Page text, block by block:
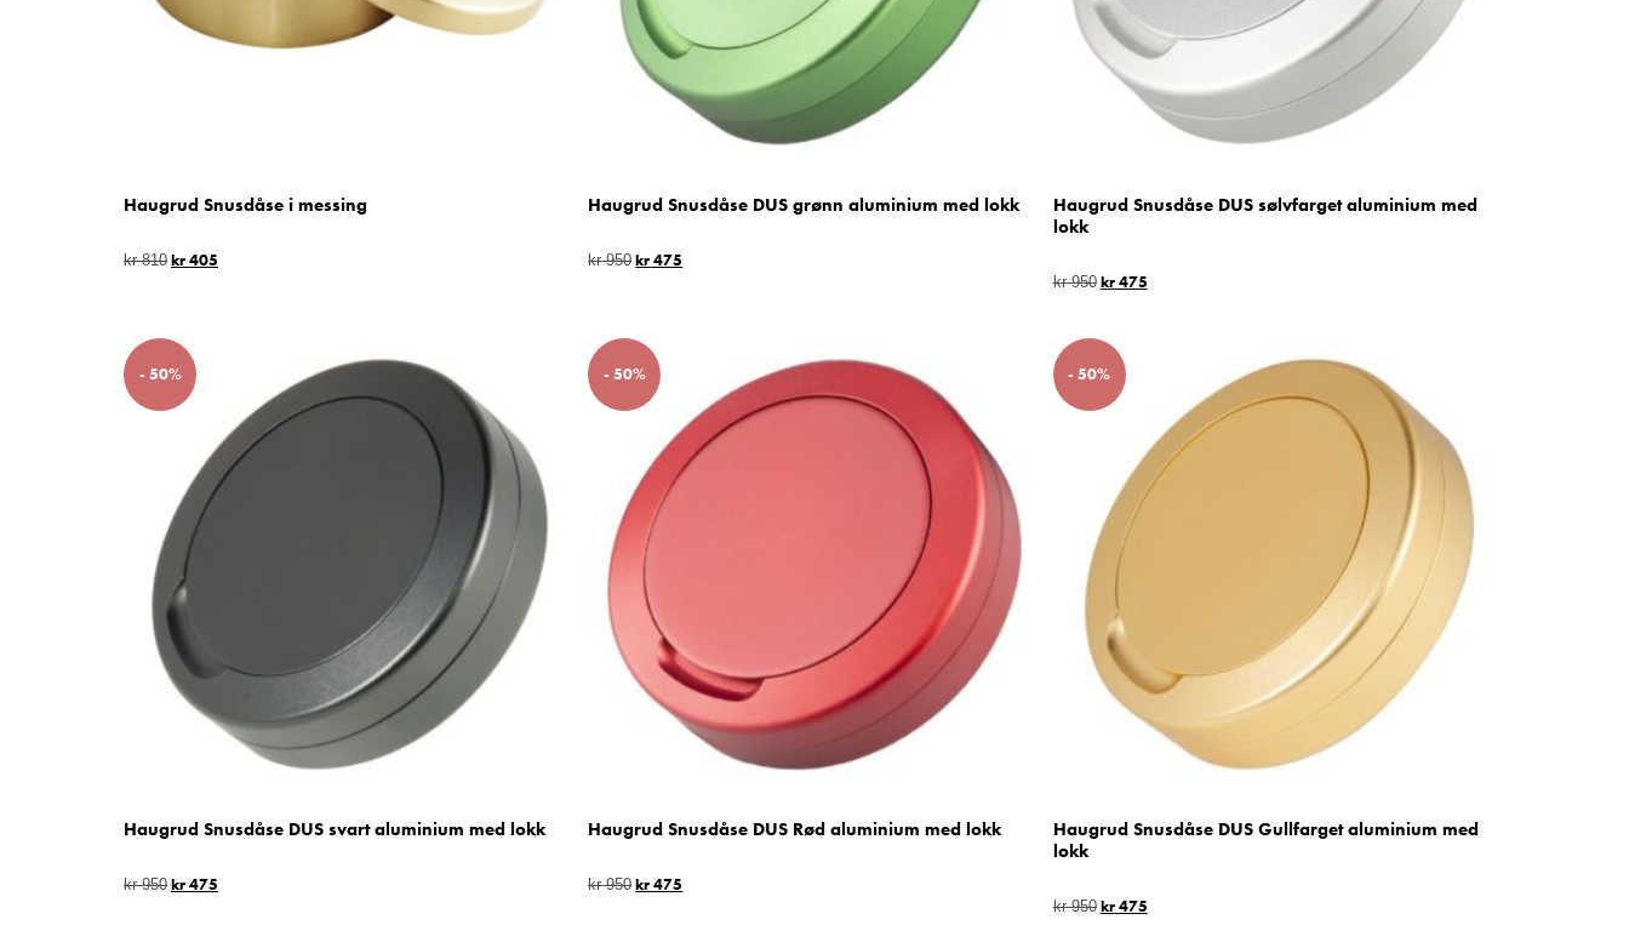
Haugrud Snusdåse i messing
kr810 kr405
Haugrud Snusdåse DUS grønn aluminium med lokk
kr950 kr475
Haugrud Snusdåse DUS sølvfarget aluminium med
lokk
kr950 kr475
- 50%
Haugrud Snusdåse DUS svart aluminium med lokk
kr950 kr475
- 50%
Haugrud Snusdåse DUS Rød aluminium med lokk
kr950 kr475
- 50%
Haugrud Snusdåse DUS Gullfarget aluminium med
lokk
kr950 kr475